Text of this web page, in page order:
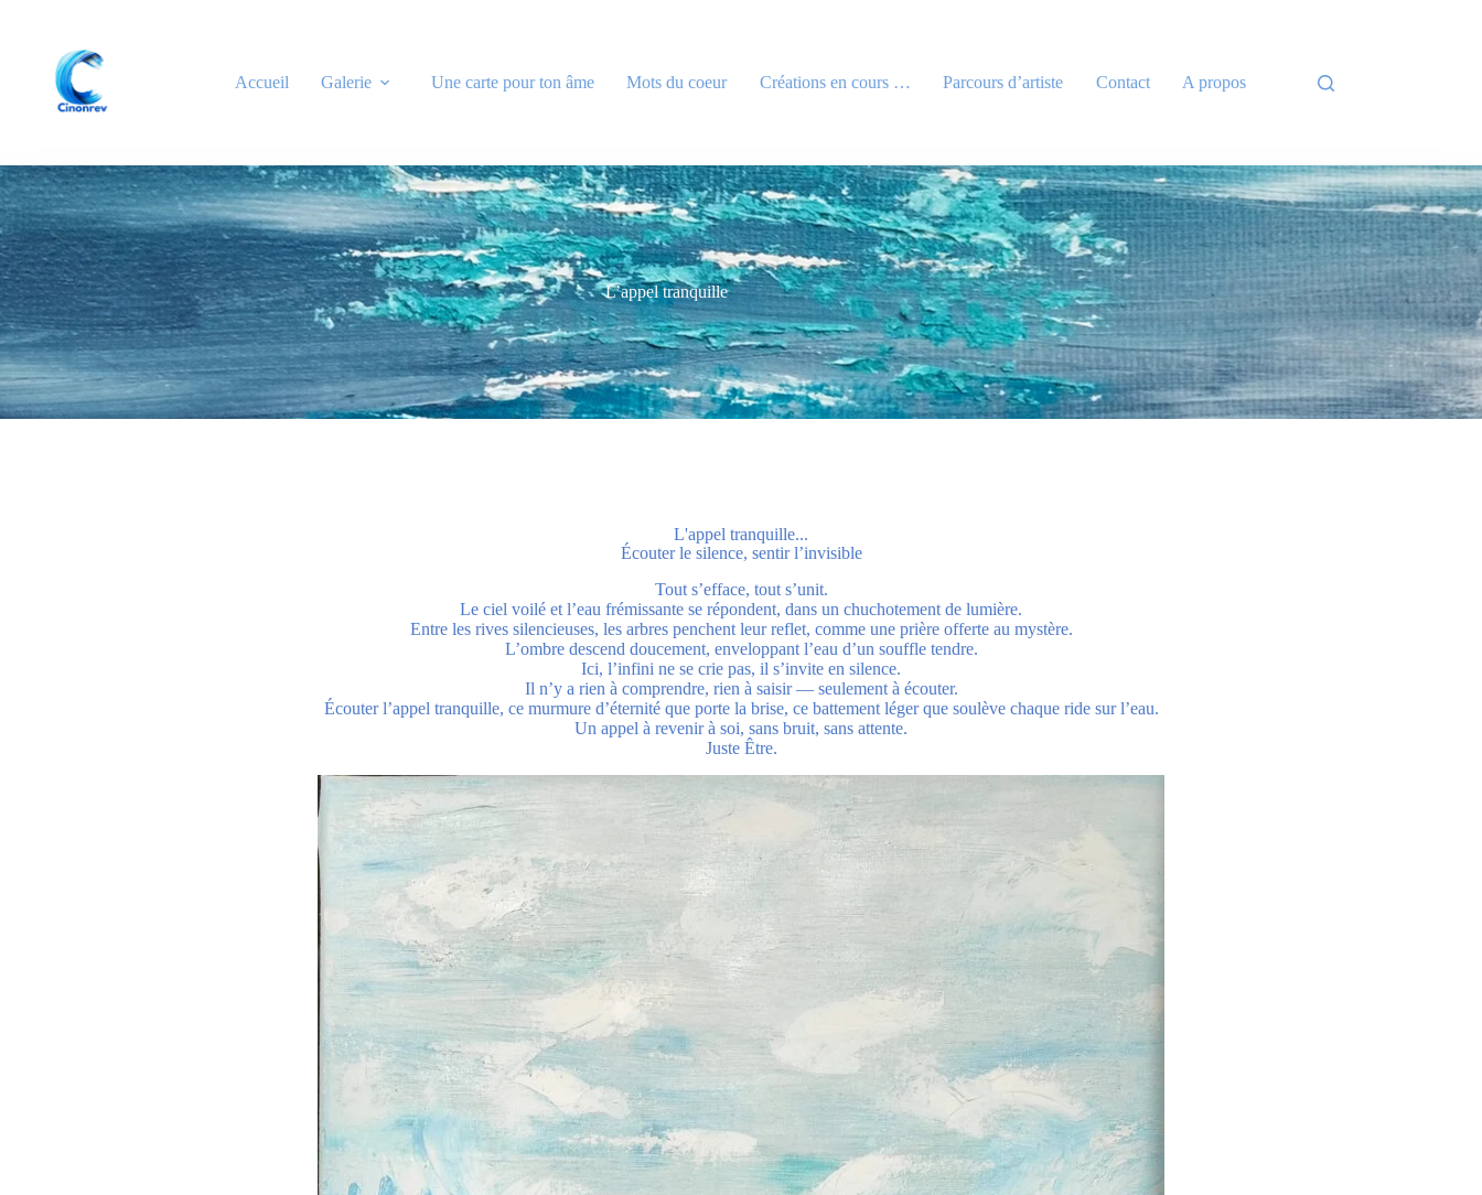
Accueil Galerie Une carte pour ton âme Mots du coeur Créations en cours … Parcours d’artiste Contact A propos
L’appel tranquille
L'appel tranquille...
Écouter le silence, sentir l’invisible
Tout s’efface, tout s’unit.
Le ciel voilé et l’eau frémissante se répondent, dans un chuchotement de lumière.
Entre les rives silencieuses, les arbres penchent leur reflet, comme une prière offerte au mystère.
L’ombre descend doucement, enveloppant l’eau d’un souffle tendre.
Ici, l’infini ne se crie pas, il s’invite en silence.
Il n’y a rien à comprendre, rien à saisir — seulement à écouter.
Écouter l’appel tranquille, ce murmure d’éternité que porte la brise, ce battement léger que soulève chaque ride sur l’eau.
Un appel à revenir à soi, sans bruit, sans attente.
Juste Être.